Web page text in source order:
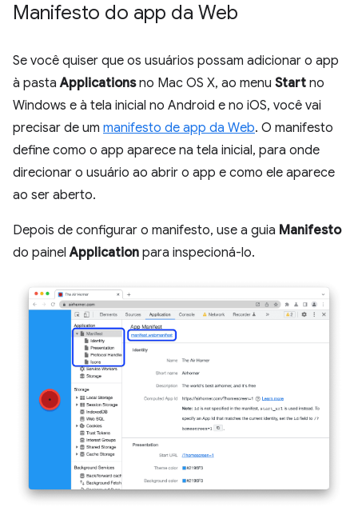
Manifesto do app da Web
Se você quiser que os usuários possam adicionar o app
à pastaApplicationsno Mac OS X, ao menu Start no
Windows e à tela inicial no Android e no iOS, você vai
precisar de um manifesto de app da Web. O manifesto
define como o app aparece na tela inicial, para onde
direcionar o usuário ao abrir o app e como ele aparece
ao ser aberto.
Depois de configurar o manifesto, use a guia Manifesto
do painelApplication para inspecioná-lo.